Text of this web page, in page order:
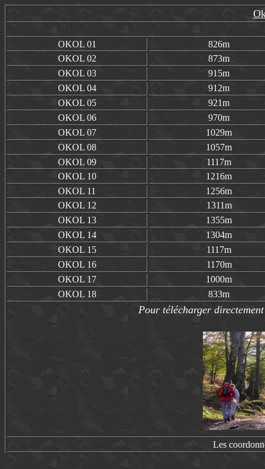
OKOL01
826m
OKOL02
873m
OKOL03
915m
OKOL04
912m
OKOL05
921m
OKOL06
970m
OKOL07
1029m
OKOL08
1057m
OKOL09
1117m
OKOL10
1216m
OKOL 11
1256m
OKOL12
1311m
OKOL13
1355m
OKOL14
1304m
OKOL15
1117m
OKOL16
1170m
OKOL17
1000m
OKOL18 833m
Pour télécharger
Les